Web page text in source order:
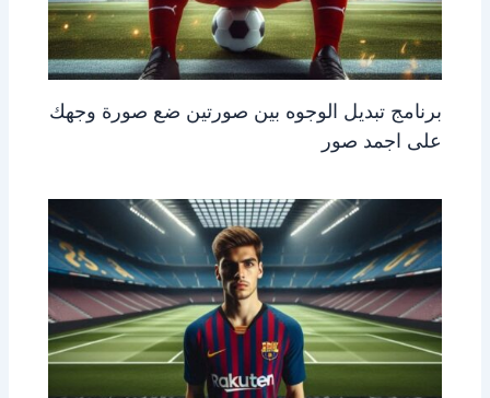
برنامج تبديل الوجوه بين صورتين ضع صورة وجهك
على اجمد صور